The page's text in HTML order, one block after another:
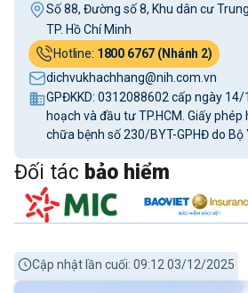
Số 88, Đường số 8, Khu dân cư
TP. Hồ Chí Minh
Hotline: 1800 6767 (Nhánh 2)
dichvukhachhang@nih.com.vn
GPĐKKD: 0312088602 cấp ngày
hoạch và đầu tư TP.HCM. Giấy
chữa bệnh số 230/BYT-GPHĐ do Bộ
Đối tác bảo hiểm
Cập nhật lần cuối: 09:12 03/12/2025